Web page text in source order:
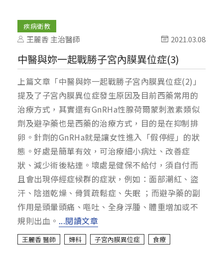
疾病衛教
王麗香 主治醫師 2021.03.08
中醫與妳一起戰勝子宮內膜異位症(3)
上篇文章「中醫與妳一起戰勝子宮內膜異位症(2)」
提及了子宮內膜異位症發生原因及目前西藥常用的
治療方式，其實還有GnRHa性腺荷爾蒙刺激素類似
劑及避孕藥也是西藥的治療方式，目的是在抑制排
卵。針劑的GnRHa就是讓女性進入「假停經」的狀
態。好處是簡單有效，可治療細小病灶、改善症
狀、減少術後粘連。壞處是健保不給付，須自付而
且會出現停經症候群的症狀，例如：面部潮紅、盜
汗、陰道乾燥、骨質疏鬆症、失眠 ；而避孕藥的副
作用是頭暈頭痛、嘔吐、全身浮腫、體重增加或不
規則出血。 ...閱讀文章
王麗香 醫師 婦科 子宮內膜異位症 食療